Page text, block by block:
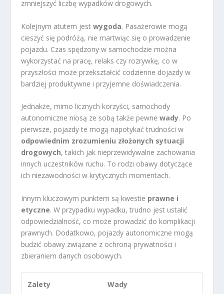
zmniejszyć liczbę wypadków drogowych.
Kolejnym atutem jestwygoda. Pasażerowie mogą
cieszyć się podróżą, nie martwiąc się o prowadzenie
pojazdu. Czas spędzony w samochodzie można
wykorzystać na pracę, relaks czy rozrywkę, co w
przyszłości może przekształcić codzienne dojazdy w
bardziej produktywne i przyjemne doświadczenia.
Jednakże, mimo licznych korzyści, samochody
autonomiczne niosą ze sobą także pewnewady. Po
pierwsze, pojazdy te mogą napotykać trudności w
odpowiednim zrozumieniu złożonych sytuacji
drogowych, takich jak nieprzewidywalne zachowania
innych uczestników ruchu. To rodzi obawy dotyczące
ich niezawodności w krytycznych momentach.
Innym kluczowym punktem są kwestie prawne i
etyczne. W przypadku wypadku, trudno jest ustalić
odpowiedzialność, co może prowadzić do komplikacji
prawnych. Dodatkowo, pojazdy autonomiczne mogą
budzić obawy związane z ochroną prywatności i
zbieraniem danych osobowych.
Zalety Wady